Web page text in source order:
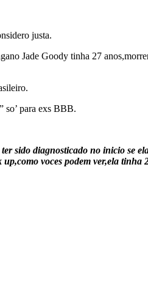
justa.
Jade Goody tinha 27
so’ para exs BBB.
sido diagnosticado no inicio se
voces podem ver,ela tinha